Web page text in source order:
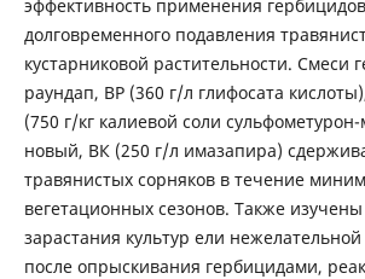
эффективность применения
долговременного подавления
кустарниковой растительности. Смеси
раундап, ВР (360 г/л глифосата
(750 г/кг калиевой соли
новый, ВК (250 г/л имазапира)
травянистых сорняков в течение
вегетационных сезонов. Также
зарастания культур ели
после опрыскивания гербицидами,